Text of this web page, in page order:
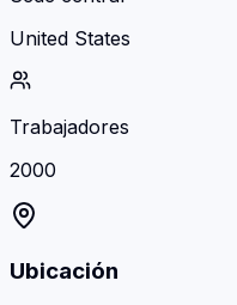
United States
Trabajadores
2000
Ubicación